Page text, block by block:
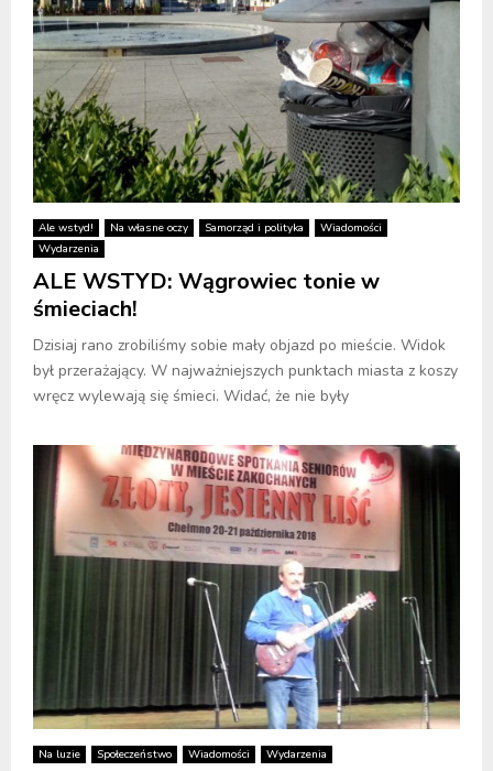
Ale wstyd! Na własne oczy Samorząd i polityka
Wiadomości
Wydarzenia
ALE WSTYD: Wągrowiec tonie w
śmieciach!
Dzisiaj rano zrobiliśmy sobie mały objazd po mieście. Widok
był przerażający. W najważniejszych punktach miasta z koszy
wręcz wylewają się śmieci. Widać, że nie były
Na luzie Społeczeństwo Wiadomości Wydarzenia